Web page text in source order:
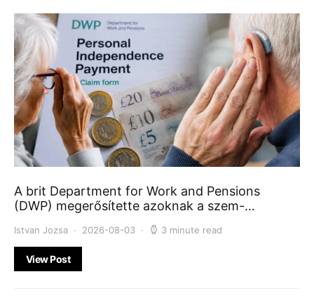
A brit Department for Work and Pensions
(DWP) megerősítette azoknak a szem-…
Istvan Jozsa 2026-08-03 3 minute read
View Post